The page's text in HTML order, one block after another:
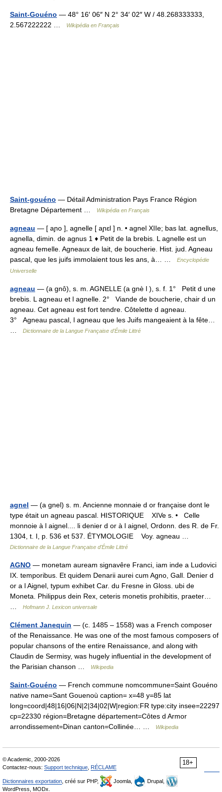
Saint-Gouéno — 48° 16′ 06″ N 2° 34′ 02″ W / 48.268333333,
2.567222222 …
Wikipédia en Français
Saint-gouéno — Détail Administration Pays France Région
Bretagne Département …
Wikipédia en Français
agneau — [ aɲo ], agnelle [ aɲɛl ] n. • agnel XIIe; bas lat. agnellus,
agnella, dimin. de agnus 1 ♦ Petit de la brebis. L agnelle est un
agneau femelle. Agneaux de lait, de boucherie. Hist. jud. Agneau
pascal, que les juifs immolaient tous les ans, à… …
Encyclopédie
Universelle
agneau — (a gnô), s. m. AGNELLE (a gnè l ), s. f. 1° Petit d une
brebis. L agneau et l agnelle. 2° Viande de boucherie, chair d un
agneau. Cet agneau est fort tendre. Côtelette d agneau.
3° Agneau pascal, l agneau que les Juifs mangeaient à la fête…
Dictionnaire de la Langue Française d'Émile Littré
agnel — (a gnel) s. m. Ancienne monnaie d or française dont le
type était un agneau pascal. HISTORIQUE XIVe s. • Celle
monnoie à l aignel.... li denier d or à l aignel, Ordonn. des R. de Fr.
1304, t. I, p. 536 et 537. ÉTYMOLOGIE Voy. agneau …
Dictionnaire de la Langue Française d'Émile Littré
AGNO — monetam auream signavêre Franci, iam inde a Ludovici
IX. temporibus. Et quidem Denarii aurei cum Agno, Gall. Denier d
or a l Aignel, typum exhibet Car. du Fresne in Gloss. ubi de
Moneta. Philippus dein Rex, ceteris monetis prohibitis, praeter…
Hofmann J. Lexicon universale
Clément Janequin — (c. 1485 – 1558) was a French composer
of the Renaissance. He was one of the most famous composers of
popular chansons of the entire Renaissance, and along with
Claudin de Sermisy, was hugely influential in the development of
the Parisian chanson …
Wikipedia
Saint-Gouéno — French commune nomcommune=Saint Gouéno
native name=Sant Gouenoù caption= x=48 y=85 lat
long=coord|48|16|06|N|2|34|02|W|region:FR type:city insee=22297
cp=22330 région=Bretagne département=Côtes d Armor
arrondissement=Dinan canton=Collinée… …
Wikipedia
18+
© Academic, 2000-2026
Contactez-nous: Support technique RÉCLAME
Dictionnaires exportation , créé sur PHP, Joomla,
Drupal,
WordPress, MODx.